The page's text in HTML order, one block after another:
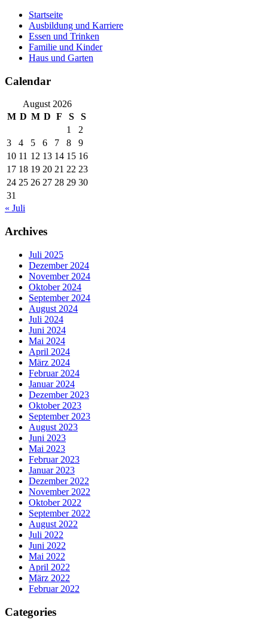
Skip
content
Startseite
Ausbildung und Karriere
Essen und Trinken
Familie und Kinder
Haus und Garten
Calendar
August 2026
M D M D F S
S
1
2
3
4 5 6 7 8
9
10 11 12 13 14 15 16
17 18 19 20 21 22 23
24 25 26 27 28 29 30
31
« Juli
Archives
Juli 2025
Dezember 2024
November 2024
Oktober 2024
September 2024
August 2024
Juli 2024
Juni 2024
Mai 2024
April 2024
März 2024
Februar 2024
Januar 2024
Dezember 2023
Oktober 2023
September 2023
August 2023
Juni 2023
Mai 2023
Februar 2023
Januar 2023
Dezember 2022
November 2022
Oktober 2022
September 2022
August 2022
Juli 2022
Juni 2022
Mai 2022
April 2022
März 2022
Februar 2022
Categories